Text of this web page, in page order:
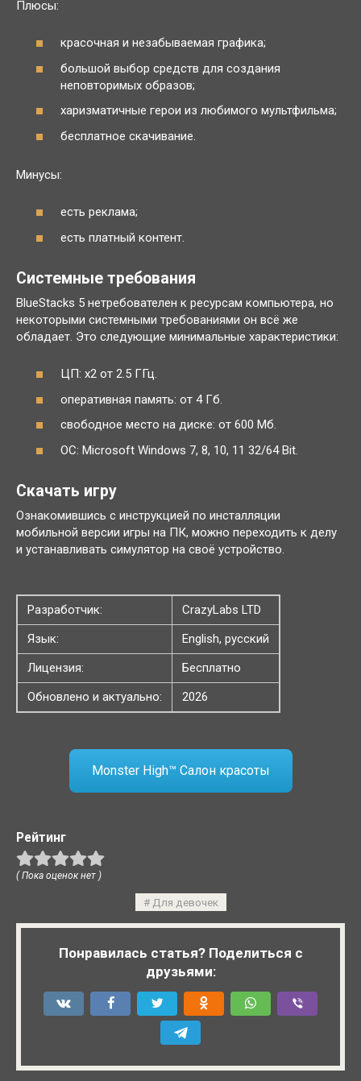
Плюсы:
красочная и незабываемая графика;
большой выбор средств для создания
неповторимых образов;
харизматичные герои из любимого мультфильма;
бесплатное скачивание.
Минусы:
есть реклама;
есть платный контент.
Системные требования
BlueStacks 5 нетребователен к ресурсам компьютера, но
некоторыми системными требованиями он всё же
обладает. Это следующие минимальные характеристики:
ЦП: x2 от 2.5 ГГц.
оперативная память: от 4 Гб.
свободное место на диске: от 600 Мб.
ОС: Microsoft Windows 7, 8, 10, 11 32/64 Bit.
Скачать игру
Ознакомившись с инструкцией по инсталляции
мобильной версии игры на ПК, можно переходить к делу
и устанавливать симулятор на своё устройство.
Разработчик:
CrazyLabs LTD
Язык:
English, русский
Лицензия:
Бесплатно
Обновлено и актуально:
2026
Monster High™ Салон красоты
Рейтинг
( Пока оценок нет )
Для девочек
Понравилась статья? Поделиться с
друзьями: